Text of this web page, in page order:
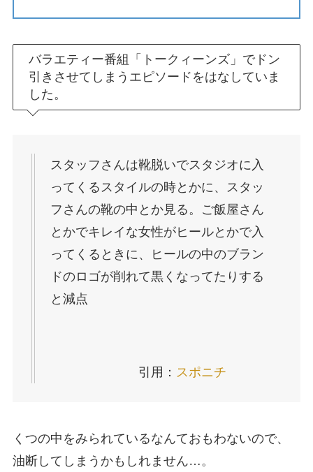
バラエティー番組「トークィーンズ」でドン
引きさせてしまうエピソードをはなしていま
した。
スタッフさんは靴脱いでスタジオに入
ってくるスタイルの時とかに、スタッ
フさんの靴の中とか見る。ご飯屋さん
とかでキレイな女性がヒールとかで入
ってくるときに、ヒールの中のブラン
ドのロゴが削れて黒くなってたりする
と減点
引用： スポニチ
くつの中をみられているなんておもわないので、
油断してしまうかもしれません…。